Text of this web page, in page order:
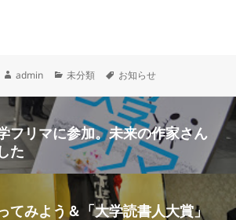
作
者
admin
カ
ゴ
ー
未分類
タ
お知らせ
フリマに参加。未来の作家さん
た
てみよう＆「大学読書人大賞」